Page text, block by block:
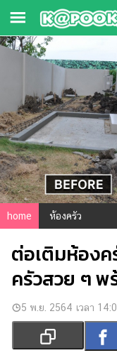
ข่าว-
รู้
ข่าว
ข่าว
บันเทิง
ตรวจ
หวย
ผล
บอล
สด
การ
เงิน
การ
home ห้องครัว
ต่อเติมห้อง
ครัวสวย ๆ พ
5 พ.ย. 2564 เวลา